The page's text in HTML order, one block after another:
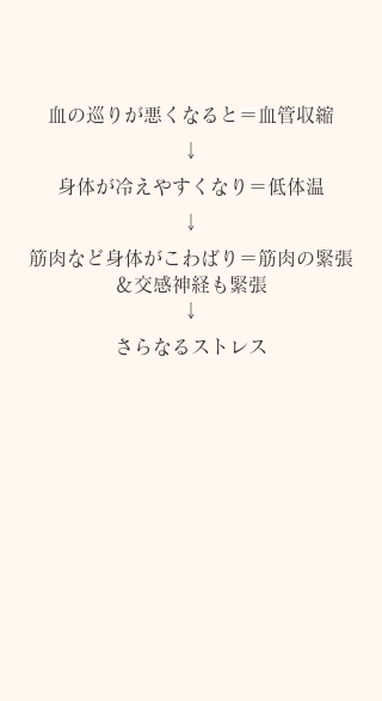
血の巡りが悪くなると＝血管収縮
↓
身体が冷えやすくなり＝低体温
↓
筋肉など身体がこわばり＝筋肉の緊張
＆交感神経も緊張
↓
さらなるストレス